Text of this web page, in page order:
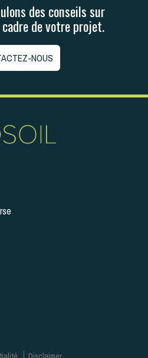
des conseils sur
de votre projet.
NOUS